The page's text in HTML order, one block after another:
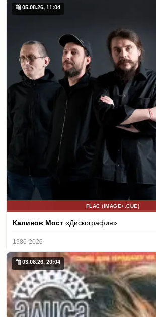
05.08.26, 11:04
FLAC (IMAGE+.CUE)
Калинов Мост «Дискография»
1986-2026
03.08.26, 20:04